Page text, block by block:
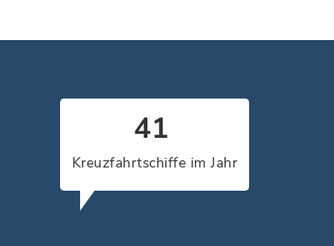
Kreuzfahrtschiffe im Jahr
65